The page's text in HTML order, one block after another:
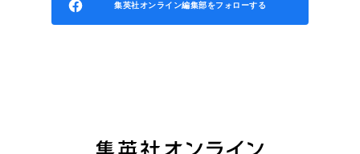
集英社オンライン編集部をフォローする